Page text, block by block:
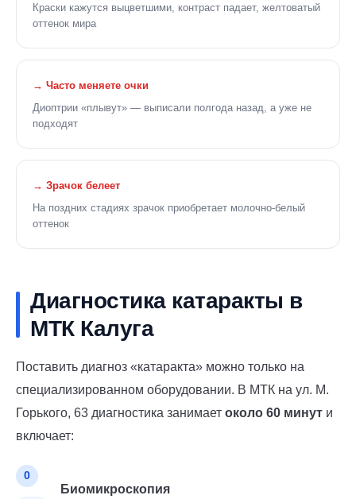
Краски кажутся выцветшими, контраст падает, желтоватый
оттенок мира
→ Часто меняете очки
Диоптрии «плывут» — выписали полгода назад, а уже не
подходят
→ Зрачок белеет
На поздних стадиях зрачок приобретает молочно-белый
оттенок
Диагностика катаракты в
МТК Калуга
Поставить диагноз «катаракта» можно только на
специализированном оборудовании. В МТК на ул. М.
Горького, 63 диагностика занимает около 60 минут и
включает:
Биомикроскопия